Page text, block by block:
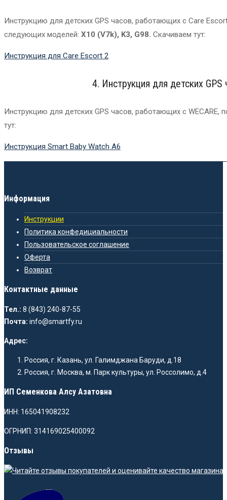
Инструкцию для детских GPS часов, работающих с Care
следующих моделей: X10 (V7k), K3, G98. Скачиваем тут:
Инструкция для Care Escort 2
4. Инструкция для детских
Инструкцию для детских GPS часов, работающих с
тут:
Инструкция Smart Baby Watch A6
Информация
Инструкции
Политика конфедициальности
Пользовательское соглашение
Оферта
Возврат
Контактные данные
Тел.: 8 (843) 240-87-55
Почта: info@smartfy.ru
Адрес:
Россия, г. Казань, ул. Галимджана Баруди, д.18
Россия, г. Москва, м. Парк культуры, ул. Россолимо, д.4
ИП Семенкова Алсу Азатовна
ИНН: 165041908232
ОГРНИП: 314169025400092
Отзывы